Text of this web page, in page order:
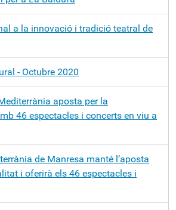
a la innovació i tradició teatral de
- Octubre 2020
aposta per la
46 espectacles i concerts en viu a
de Manresa manté l’aposta
i oferirà els 46 espectacles i